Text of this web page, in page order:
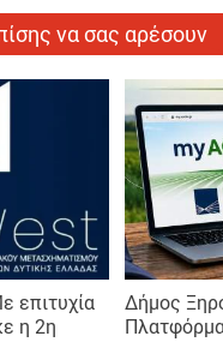
να σας αρέσουν
επιτυχία
η 2η
Δήμος